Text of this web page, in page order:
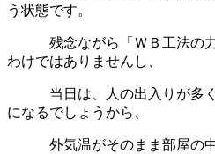
う状態です。
残念ながら「ＷＢ工法の力
わけではありませんし、
当日は、人の出入りが多く
になるでしょうから、
外気温がそのまま部屋の中